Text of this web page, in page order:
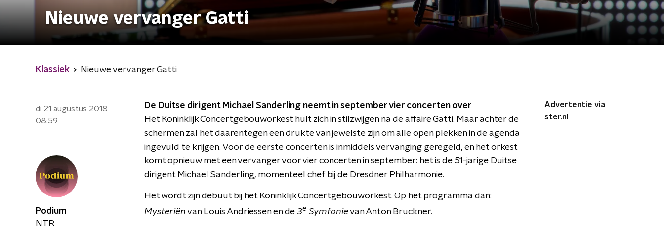
Nieuwe vervanger Gatti
Klassiek Nieuwe vervanger Gatti
di 21 augustus 2018
08:59
De Duitse dirigent Michael Sanderling neemt in september vier concerten over
Het Koninklijk Concertgebouworkest hult zich in stilzwijgen na de affaire Gatti. Maar achter de
schermen zal het daarentegen een drukte van jewelste zijn om alle open plekken in de agenda
ingevuld te krijgen. Voor de eerste concerten is inmiddels vervanging geregeld, en het orkest
komt opnieuw met een vervanger voor vier concerten in september: het is de 51-jarige Duitse
dirigent Michael Sanderling, momenteel chef bij de Dresdner Philharmonie.
Het wordt zijn debuut bij het Koninklijk Concertgebouworkest. Op het programma dan:
Mysteriën van Louis Andriessen en de 3e Symfonievan Anton Bruckner.
Advertentie via
ster.nl
Podium
NTR